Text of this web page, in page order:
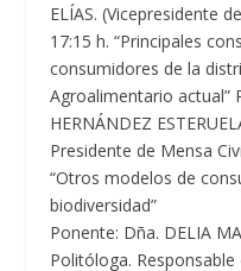
ELÍAS. (Vicepresidente
17:15 h. “Principales
consumidores de la
Agroalimentario actual”
HERNÁNDEZ
Presidente de Mensa
“Otros modelos de
biodiversidad”
Ponente: Dña. DELIA
Politóloga.